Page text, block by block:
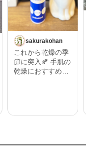
sakurakohan
これから乾燥の季
節に突入🍂 手肌の
乾燥におすすめし
湿を与えるムース
と違って、泡のム